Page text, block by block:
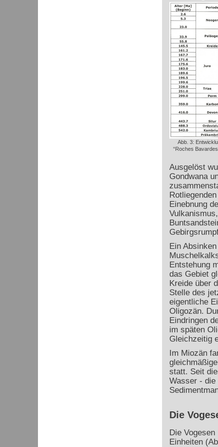
Abb. 3:
“Roches
Ausgelöst
Gondwana
Einebnung
Ein
Entstehung
das Gebiet
Kreide über
Stelle des
eigentliche
Oligozän.
Eindringen
im späten
Gleichzeitig
Im Miozän
statt. Seit
Wasser - die
Die
Die
Einheiten